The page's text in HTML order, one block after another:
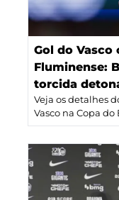
Gol do Vasco
Fluminense:
torcida
Veja os detalhes
Vasco na Copa do